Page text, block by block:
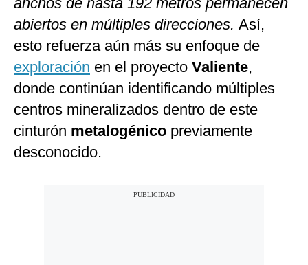
abiertos en múltiples direcciones. Así,
esto refuerza aún más su enfoque de
exploración en el proyecto Valiente,
donde continúan identificando múltiples
centros mineralizados dentro de este
cinturón metalogénico previamente
desconocido.